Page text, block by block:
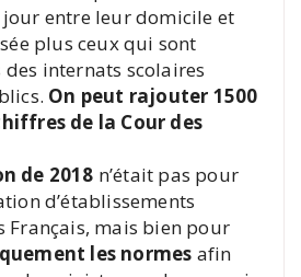
entre leur domicile et
plus ceux qui sont
des internats scolaires
On peut rajouter 1500
de la Cour des
de 2018 n’était pas pour
d’établissements
Français, mais bien pour
les normes afin